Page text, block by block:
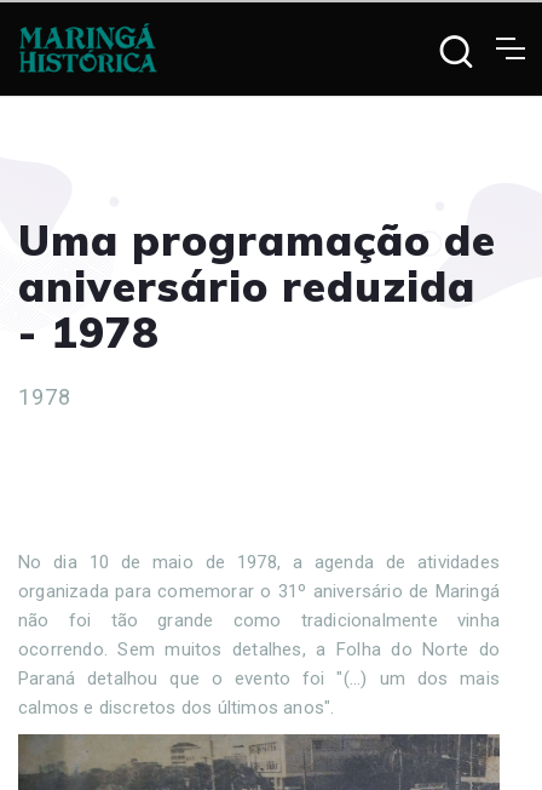
Uma programação de
aniversário reduzida
- 1978
1978
No dia 10 de maio de 1978, a agenda de atividades
organizada para comemorar o 31º aniversário de Maringá
não foi tão grande como tradicionalmente vinha
ocorrendo. Sem muitos detalhes, a Folha do Norte do
Paraná detalhou que o evento foi "(...) um dos mais
calmos e discretos dos últimos anos".